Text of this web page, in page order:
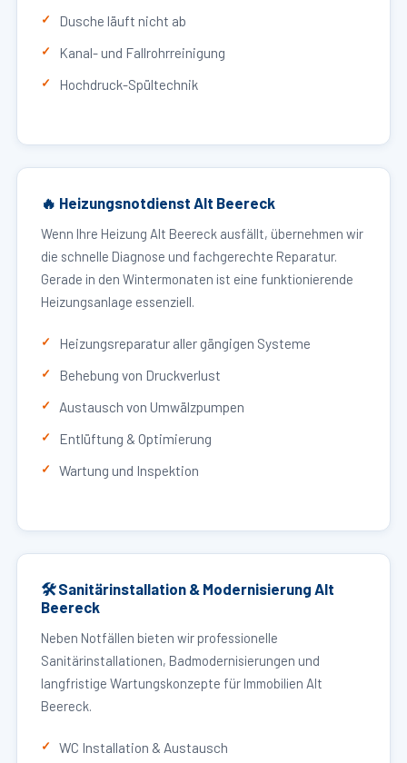
Dusche läuft nicht ab
Kanal- und Fallrohrreinigung
Hochdruck-Spültechnik
🔥 Heizungsnotdienst Alt Beereck
Wenn Ihre Heizung Alt Beereck ausfällt, übernehmen wir
die schnelle Diagnose und fachgerechte Reparatur.
Gerade in den Wintermonaten ist eine funktionierende
Heizungsanlage essenziell.
Heizungsreparatur aller gängigen Systeme
Behebung von Druckverlust
Austausch von Umwälzpumpen
Entlüftung & Optimierung
Wartung und Inspektion
🛠 Sanitärinstallation & Modernisierung Alt
Beereck
Neben Notfällen bieten wir professionelle
Sanitärinstallationen, Badmodernisierungen und
langfristige Wartungskonzepte für Immobilien Alt
Beereck.
WC Installation & Austausch